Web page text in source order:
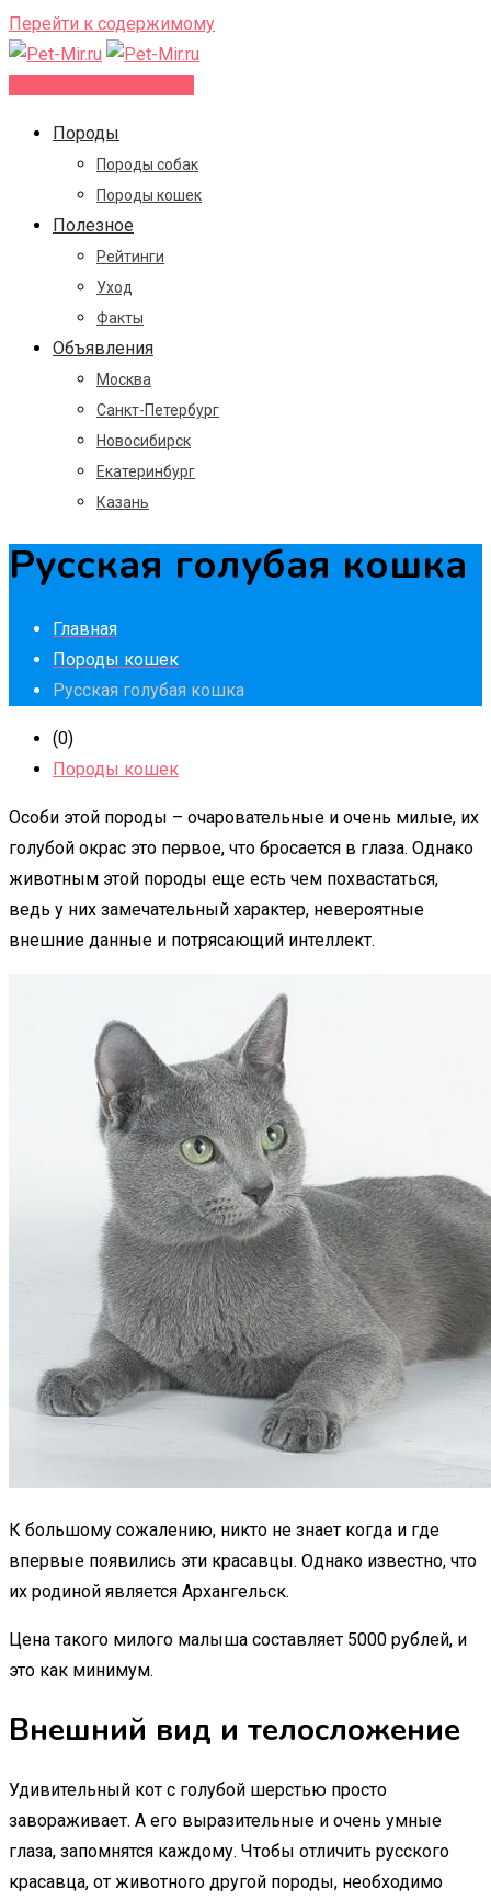
Перейти к содержимому
Породы
Породы собак
Породы кошек
Полезное
Рейтинги
Уход
Факты
Объявления
Москва
Санкт-Петербург
Новосибирск
Екатеринбург
Казань
Русская голубая кошка
Главная
Породы кошек
Русская голубая кошка
(0)
Породы кошек
Особи этой породы – очаровательные и очень милые, их
голубой окрас это первое, что бросается в глаза. Однако
животным этой породы еще есть чем похвастаться,
ведь у них замечательный характер, невероятные
внешние данные и потрясающий интеллект.
К большому сожалению, никто не знает когда и где
впервые появились эти красавцы. Однако известно, что
их родиной является Архангельск.
Цена такого милого малыша составляет 5000 рублей, и
это как минимум.
Внешний вид и телосложение
Удивительный кот с голубой шерстью просто
завораживает. А его выразительные и очень умные
глаза, запомнятся каждому. Чтобы отличить русского
красавца, от животного другой породы, необходимо